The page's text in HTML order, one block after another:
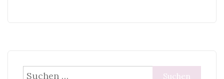
Suchen